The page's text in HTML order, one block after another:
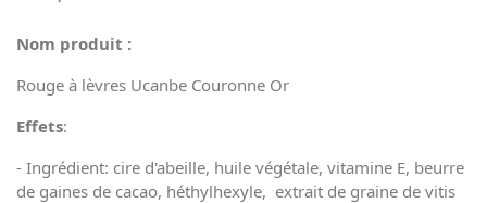
Nom produit :
Rouge à lèvres Ucanbe Couronne Or
Effets:
- Ingrédient: cire d'abeille, huile végétale, vitamine E, beurre
de gaines de cacao, héthylhexyle, extrait de graine de vitis